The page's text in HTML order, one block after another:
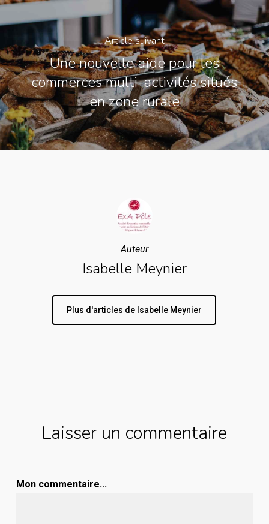
Article suivant
Une nouvelle aide pour les
commerces multi-activités situés
en zone rurale
Auteur
Isabelle Meynier
Plus d'articles de Isabelle Meynier
Laisser un commentaire
Mon commentaire...